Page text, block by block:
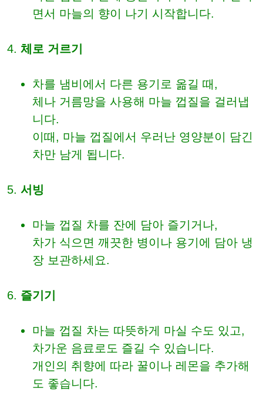
면서 마늘의 향이 나기 시작합니다.
체로 거르기
차를 냄비에서 다른 용기로 옮길 때,
체나 거름망을 사용해 마늘 껍질을 걸러냅
니다.
이때, 마늘 껍질에서 우러난 영양분이 담긴
차만 남게 됩니다.
서빙
마늘 껍질 차를 잔에 담아 즐기거나,
차가 식으면 깨끗한 병이나 용기에 담아 냉
장 보관하세요.
즐기기
마늘 껍질 차는 따뜻하게 마실 수도 있고,
차가운 음료로도 즐길 수 있습니다.
개인의 취향에 따라 꿀이나 레몬을 추가해
도 좋습니다.